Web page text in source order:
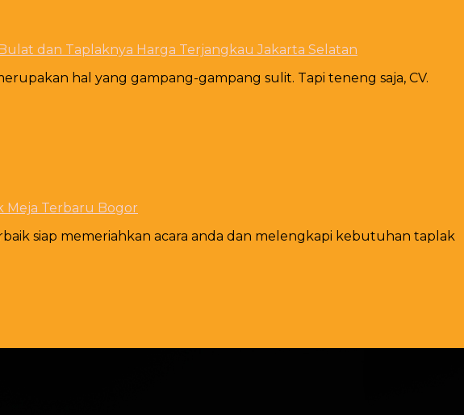
dan Taplaknya Harga Terjangkau Jakarta Selatan
hal yang gampang-gampang sulit. Tapi teneng saja, CV.
Meja Terbaru Bogor
siap memeriahkan acara anda dan melengkapi kebutuhan taplak